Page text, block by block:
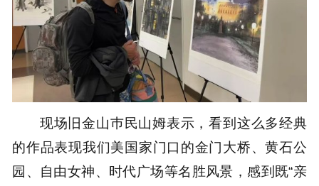
现场旧金山巿民山姆表示，看到这么多经典
的作品表现我们美国家门口的金门大桥、黄石公
园、自由女神、时代广场等名胜风景，感到既“亲